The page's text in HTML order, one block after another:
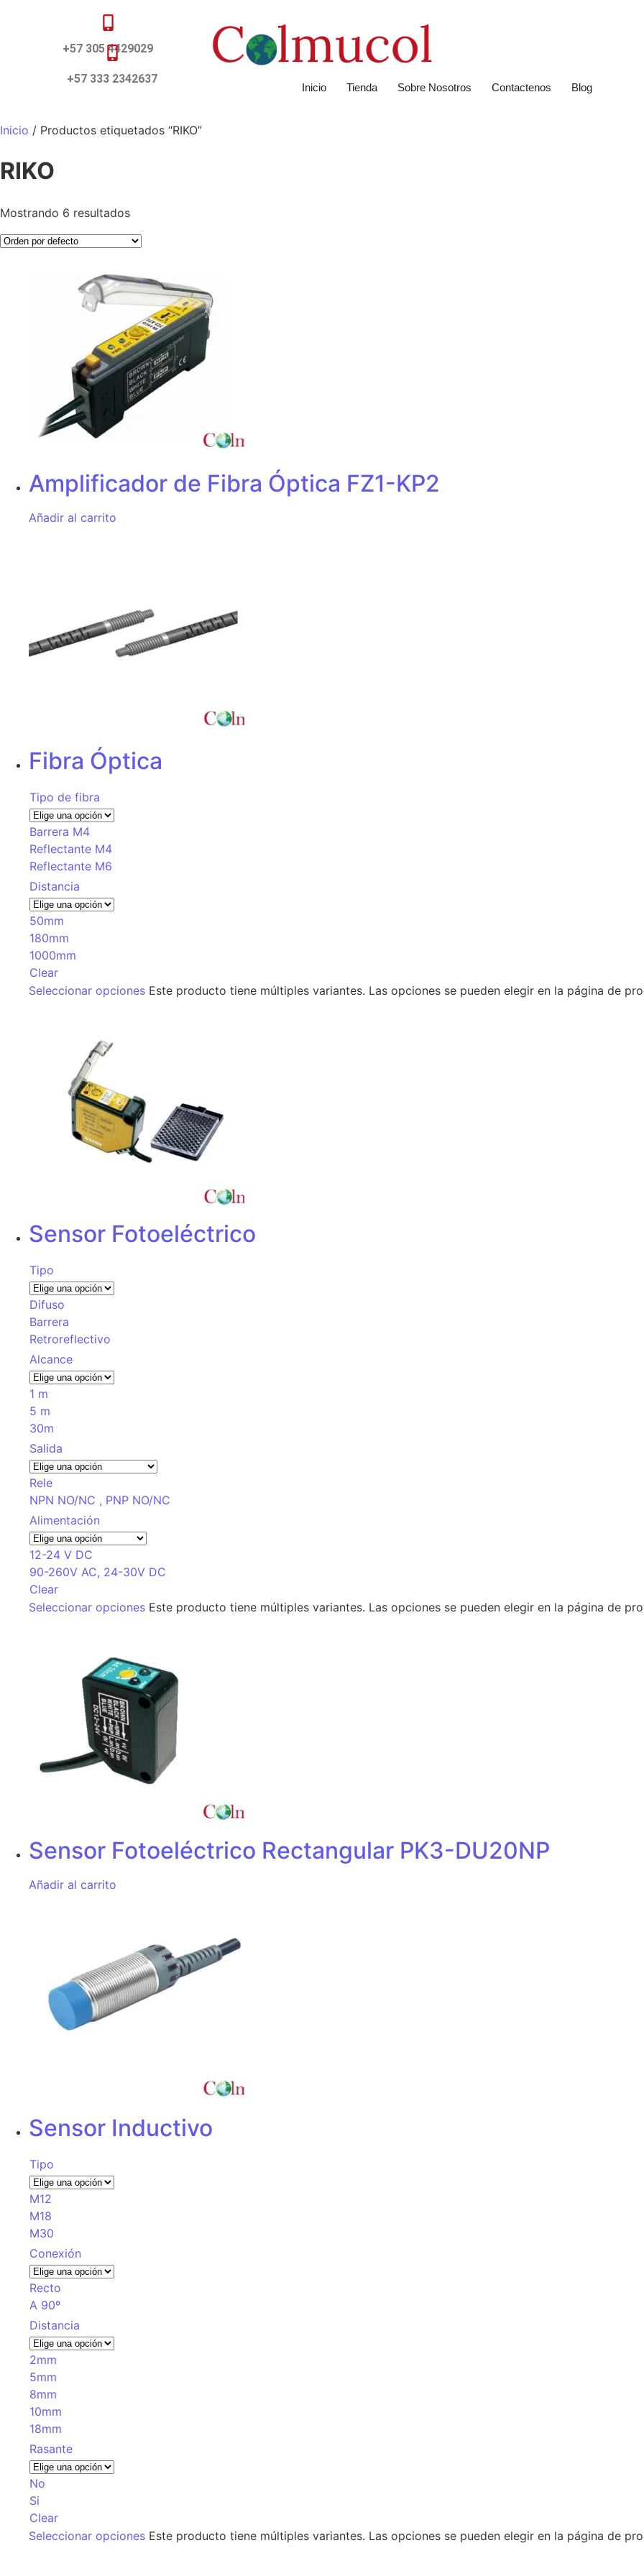
+57 305 4429029
+57 333 2342637
Inicio Tienda Sobre Nosotros Contactenos Blog
Inicio / Productos etiquetados “RIKO”
RIKO
Mostrando 6 resultados
Amplificador de Fibra Óptica FZ1-KP2
Añadir al carrito
Fibra Óptica
Tipo de fibra
Barrera M4
Reflectante M4
Reflectante M6
Distancia
50mm
180mm
1000mm
Clear
Seleccionar opciones Este producto tiene múltiples variantes. Las opciones se pueden elegir en la página de
Sensor Fotoeléctrico
Tipo
Difuso
Barrera
Retroreflectivo
Alcance
1 m
5 m
30m
Salida
Rele
NPN NO/NC , PNP NO/NC
Alimentación
12-24 V DC
90-260V AC, 24-30V DC
Clear
Seleccionar opciones Este producto tiene múltiples variantes. Las opciones se pueden elegir en la página de
Sensor Fotoeléctrico Rectangular PK3-DU20NP
Añadir al carrito
Sensor Inductivo
Tipo
M12
M18
M30
Conexión
Recto
A 90º
Distancia
2mm
5mm
8mm
10mm
18mm
Rasante
No
Si
Clear
Seleccionar opciones Este producto tiene múltiples variantes. Las opciones se pueden elegir en la página de